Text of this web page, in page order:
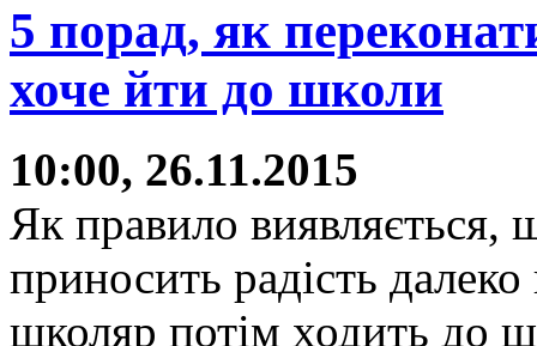
5 порад, як
хоче йти до школи
10:00, 26.11.2015
Як правило
приносить радість
школяр потім ходить до